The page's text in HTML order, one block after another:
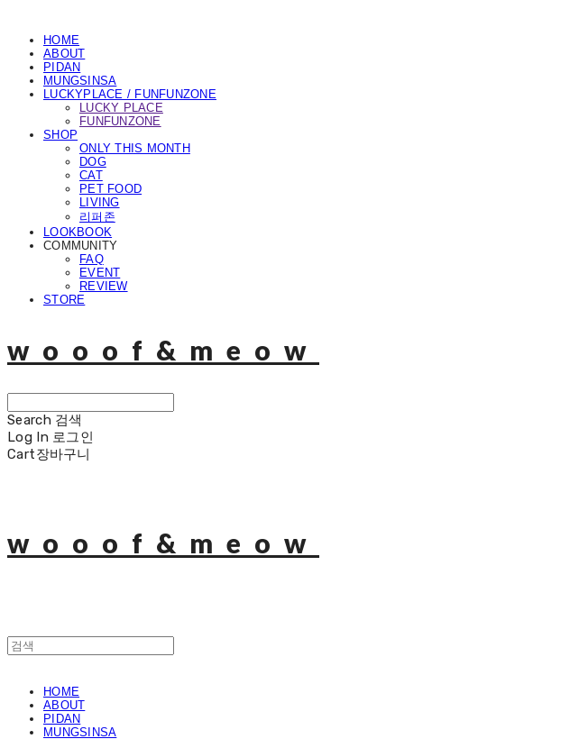
HOME
ABOUT
PIDAN
MUNGSINSA
LUCKYPLACE / FUNFUNZONE
LUCKY PLACE
FUNFUNZONE
SHOP
ONLY THIS MONTH
DOG
CAT
PET FOOD
LIVING
리퍼존
LOOKBOOK
COMMUNITY
FAQ
EVENT
REVIEW
STORE
wooof&meow
Search 검색
Log In 로그인
Cart장바구니
wooof&meow
HOME
ABOUT
PIDAN
MUNGSINSA